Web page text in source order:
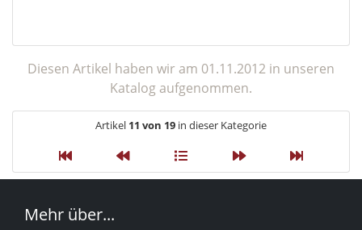
Diesen Artikel haben wir am 01.11.2012 in unseren
Katalog aufgenommen.
Artikel 11 von 19 in dieser Kategorie
Mehr über...